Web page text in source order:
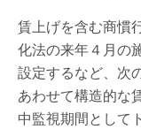
賃上げを含む商慣
化法の来年４月の
設定するなど、次
あわせて構造的な
中監視期間として